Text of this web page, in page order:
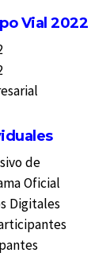
Vial 2022
de
Oficial
Digitales